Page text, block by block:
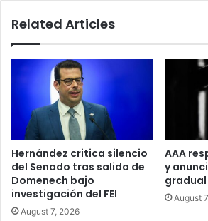
Related Articles
Hernández critica silencio
del Senado tras salida de
Domenech bajo
investigación del FEI
August 7, 2026
AAA
y
August